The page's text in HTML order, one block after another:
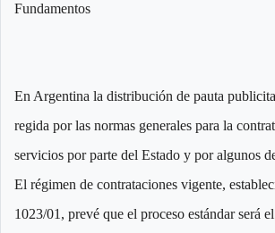
Fundamentos
En Argentina la distribución de pauta
regida por las normas generales para la
servicios por parte del Estado y por algunos
El régimen de contrataciones vigente,
1023/01, prevé que el proceso estándar será